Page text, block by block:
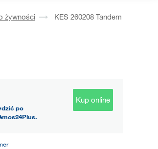
żywności
KES 260208 Tandem
po
Kup online